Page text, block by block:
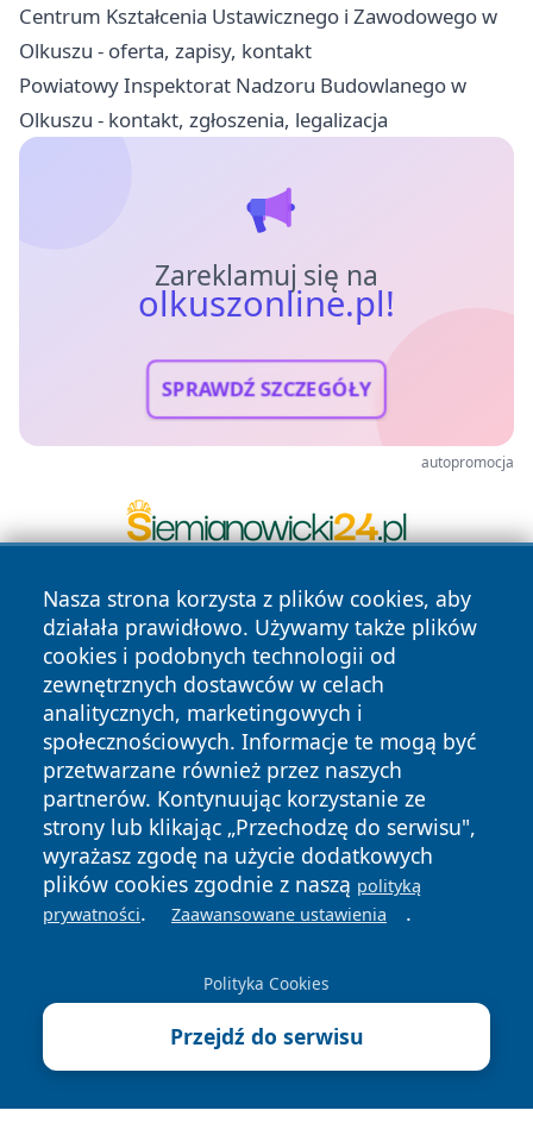
Centrum Kształcenia Ustawicznego i Zawodowego w
Olkuszu - oferta, zapisy, kontakt
Powiatowy Inspektorat Nadzoru Budowlanego w
Olkuszu - kontakt, zgłoszenia, legalizacja
Zareklamuj się na
olkuszonline.pl!
SPRAWDŹ SZCZEGÓŁY
autopromocja
Nasza strona korzysta z plików cookies, aby
działała prawidłowo. Używamy także plików
cookies i podobnych technologii od
zewnętrznych dostawców w celach
analitycznych, marketingowych i
społecznościowych. Informacje te mogą być
przetwarzane również przez naszych
partnerów. Kontynuując korzystanie ze
strony lub klikając „Przechodzę do serwisu",
wyrażasz zgodę na użycie dodatkowych
plików cookies zgodnie z naszą polityką
prywatności. Zaawansowane ustawienia .
Polityka Cookies
Przejdź do serwisu
Copyright © 2026 olkuszonline.pl Wszystkie prawa
zastrzeżone.
News Autorzy
Polityka
Prywatności
Polityka
Cookies